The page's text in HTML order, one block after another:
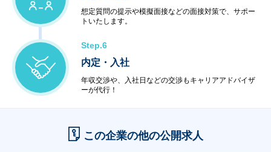
想定質問の提示や模擬面接などの面接対策で、サポー
トいたします。
Step.6
内定・入社
年収交渉や、入社日などの交渉もキャリアアドバイザ
ーが代行！
この企業の他の公開求人